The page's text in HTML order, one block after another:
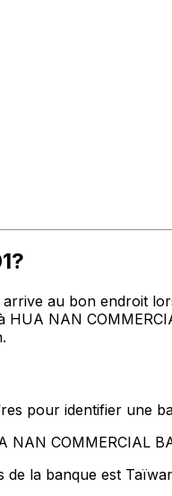
au bon endroit
NAN
pour identifier une
COMMERCIAL
de la banque est